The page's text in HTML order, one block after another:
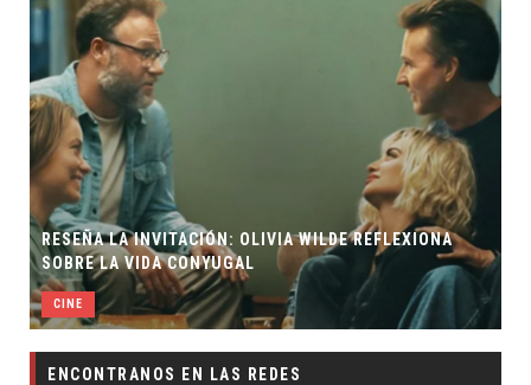
RESEÑA LA INVITACIÓN: OLIVIA WILDE REFLEXIONA
SOBRE LA VIDA CONYUGAL
CINE
ENCONTRANOS EN LAS REDES